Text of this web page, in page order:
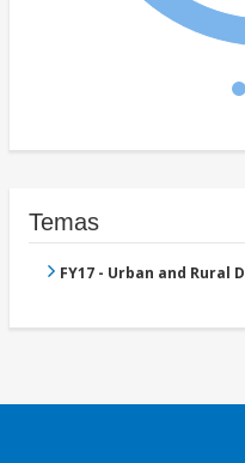
Temas
FY17 - Urban and Rural